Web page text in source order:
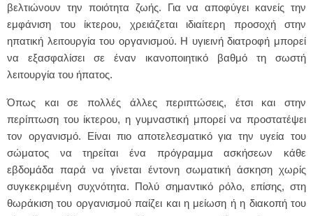
βελτιώνουν την ποιότητα ζωής. Για να αποφύγει κανείς την
εμφάνιση του ίκτερου, χρειάζεται ιδιαίτερη προσοχή στην
ηπατική λειτουργία του οργανισμού. Η υγιεινή διατροφή μπορεί
να εξασφαλίσει σε έναν ικανοποιητικό βαθμό τη σωστή
λειτουργία του ήπατος.
Όπως και σε πολλές άλλες περιπτώσεις, έτσι και στην
περίπτωση του ίκτερου, η γυμναστική μπορεί να προστατέψει
τον οργανισμό. Είναι πιο αποτελεσματικό για την υγεία του
σώματος να τηρείται ένα πρόγραμμα ασκήσεων κάθε
εβδομάδα παρά να γίνεται έντονη σωματική άσκηση χωρίς
συγκεκριμένη συχνότητα. Πολύ σημαντικό ρόλο, επίσης, στη
θωράκιση του οργανισμού παίζει και η μείωση ή η διακοπή του